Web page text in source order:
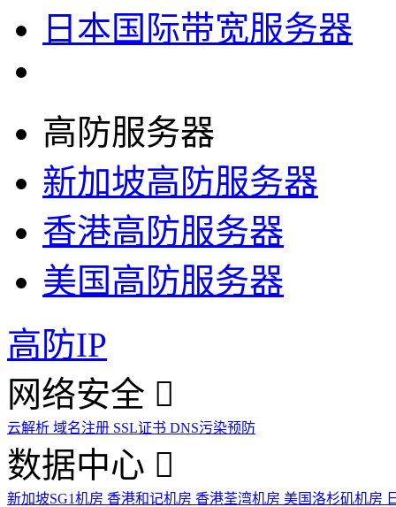
日本国际带宽服务器
高防服务器
新加坡高防服务器
香港高防服务器
美国高防服务器
高防IP
网络安全
云解析 域名注册 SSL证书 DNS污染预防
数据中心
新加坡SG1机房 香港和记机房 香港荃湾机房 美国洛杉矶机房